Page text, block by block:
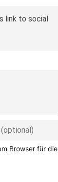
link to social
Browser für die